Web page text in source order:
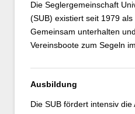
Die Seglergemeinschaft
(SUB) existiert seit 1979
Gemeinsam unterhalten
Vereinsboote zum Segeln
Ausbildung
Die SUB fördert intensiv die